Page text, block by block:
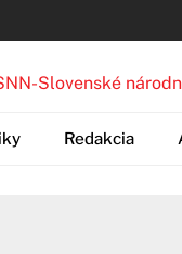
Redakcia